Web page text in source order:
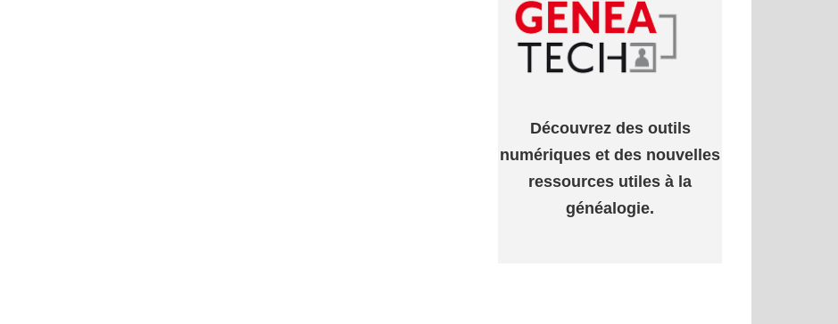
Découvrez des outils
numériques et des nouvelles
ressources utiles à la
généalogie.